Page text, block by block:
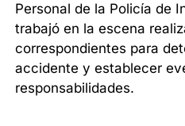
Personal de la Policía de
trabajó en la escena
correspondientes para
accidente y establecer
responsabilidades.